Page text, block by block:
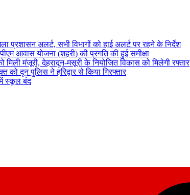
प्रशासन अलर्ट, सभी विभागों को हाई अलर्ट पर रहने के निर्देश
आवास योजना (शहरी) की प्रगति की हुई समीक्षा
मिली मंजूरी, देहरादून-मसूरी के नियोजित विकास को मिलेगी रफ्तार
को दून पुलिस ने हरिद्वार से किया गिरफ्तार
में स्कूल बंद